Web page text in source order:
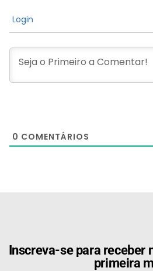
Login
0 COMENTÁRIOS
Inscreva-se para receber
primeira